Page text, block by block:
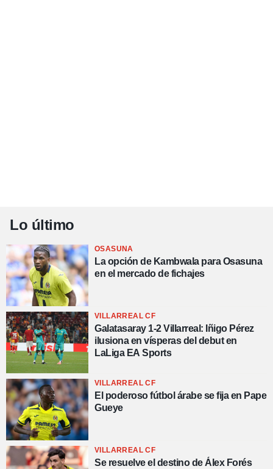
Lo último
OSASUNA
La opción de Kambwala para Osasuna
en el mercado de fichajes
VILLARREAL CF
Galatasaray 1-2 Villarreal: Iñigo Pérez
ilusiona en vísperas del debut en
LaLiga EA Sports
VILLARREAL CF
El poderoso fútbol árabe se fija en Pape
Gueye
VILLARREAL CF
Se resuelve el destino de Álex Forés